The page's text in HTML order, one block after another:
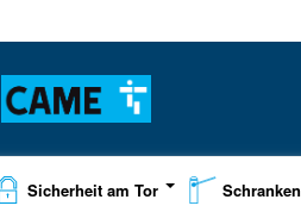
Sicherheit am Tor Schranken